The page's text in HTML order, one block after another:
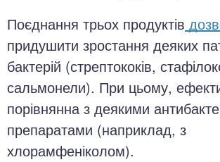
Поєднання трьох продуктів
придушити зростання деяких
бактерій (стрептококів,
сальмонели). При цьому,
порівнянна з деякими
препаратами (наприклад, з
хлорамфеніколом).